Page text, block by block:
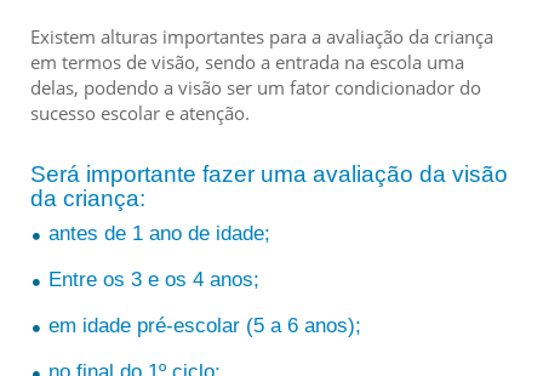
Existem alturas importantes para a avaliação da criança
em termos de visão, sendo a entrada na escola uma
delas, podendo a visão ser um fator condicionador do
sucesso escolar e atenção.
Será importante fazer uma avaliação da visão
da criança:
antes de 1 ano de idade;
Entre os 3 e os 4 anos;
em idade pré-escolar (5 a 6 anos);